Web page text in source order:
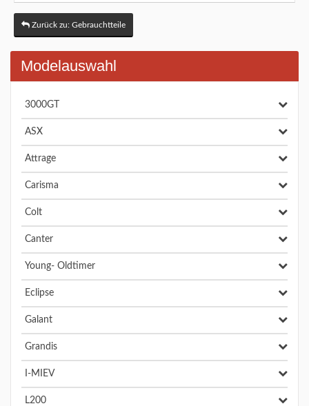
Zurück zu: Gebrauchtteile
Modelauswahl
3000GT
ASX
Attrage
Carisma
Colt
Canter
Young- Oldtimer
Eclipse
Galant
Grandis
I-MIEV
L200